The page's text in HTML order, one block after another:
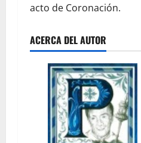
acto de Coronación.
ACERCA DEL AUTOR